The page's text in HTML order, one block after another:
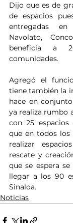
Dijo que es de
de espacios
entregadas en
Navolato,
beneficia a
comunidades.
Agregó el
tiene también la
hace en
ya realiza rumbo
con 25
que en todos los
realizar
rescate y
que se espera
llegar a los 90
Sinaloa.
Noticias